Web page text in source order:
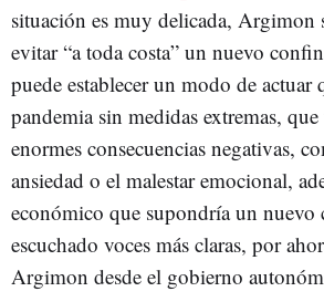
situación es muy delicada, Argimon
evitar “a toda costa” un nuevo
puede establecer un modo de actuar
pandemia sin medidas extremas,
enormes consecuencias negativas,
ansiedad o el malestar emocional,
económico que supondría un nuevo
escuchado voces más claras, por
Argimon desde el gobierno